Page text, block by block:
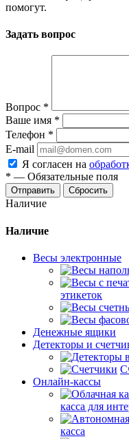
помогут.
Задать вопрос
Вопрос *
Ваше имя *
Телефон *
E-mail
Я согласен на
* — Обязательные поля
Сбросить
Наличие
Наличие
Весы электронные
этикеток
Денежные ящики
Детекторы и
Онлайн-кассы
касса для
касса